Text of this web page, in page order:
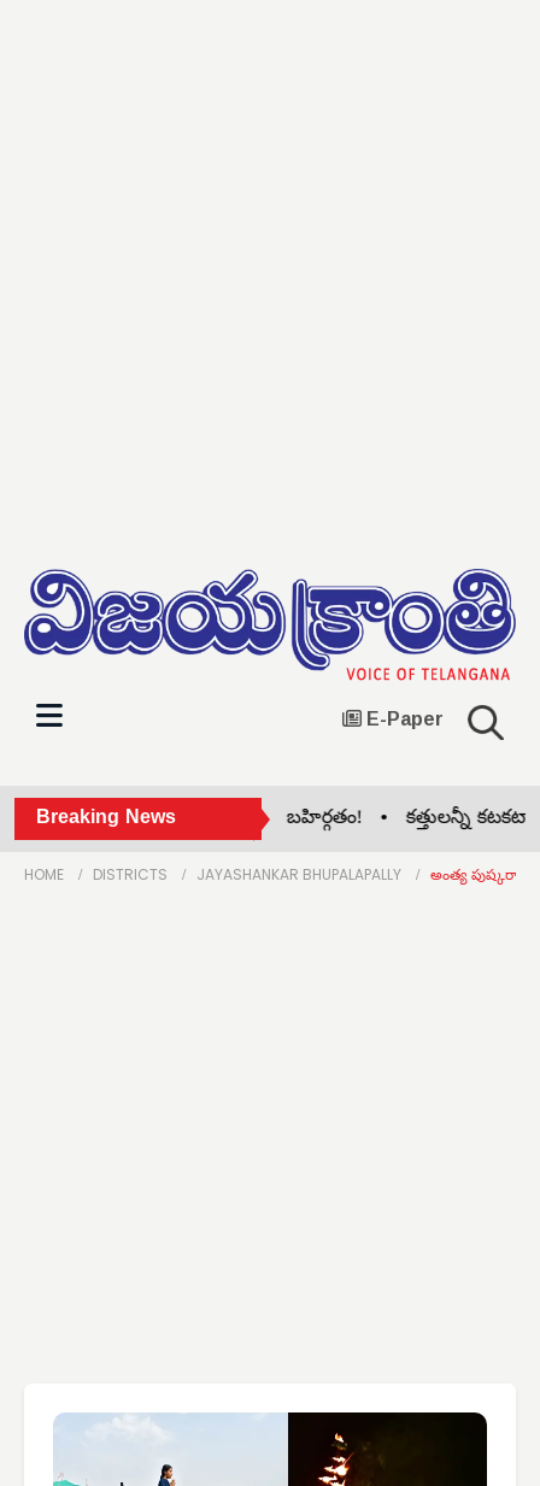
E-Paper
Breaking News
జిల్లా కాంగ్రెస్‌లో గ్రూప్ పోరు బహిర్గతం! •కత్తులన్నీ కటకటా..
HOME DISTRICTS JAYASHANKAR BHUPALAPALLY అంత్య పుష్కరాల్లో